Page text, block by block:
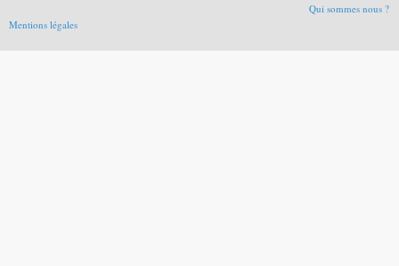
Qui sommes nous ?
Mentions légales